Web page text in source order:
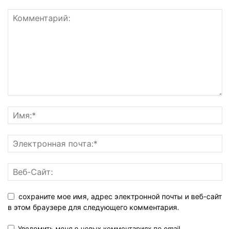
сохраните мое имя, адрес электронной почты и веб-сайт
в этом браузере для следующего комментария.